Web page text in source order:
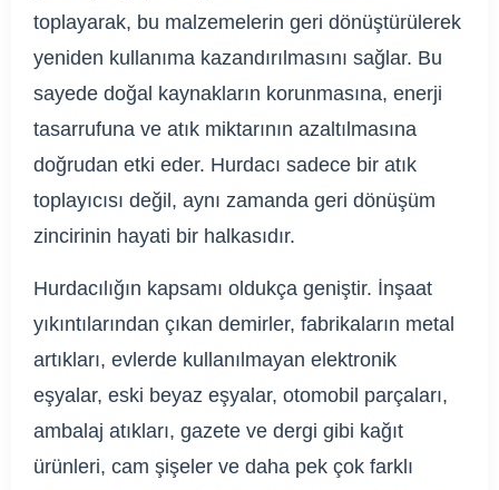
toplayarak, bu malzemelerin geri dönüştürülerek
yeniden kullanıma kazandırılmasını sağlar. Bu
sayede doğal kaynakların korunmasına, enerji
tasarrufuna ve atık miktarının azaltılmasına
doğrudan etki eder. Hurdacı sadece bir atık
toplayıcısı değil, aynı zamanda geri dönüşüm
zincirinin hayati bir halkasıdır.
Hurdacılığın kapsamı oldukça geniştir. İnşaat
yıkıntılarından çıkan demirler, fabrikaların metal
artıkları, evlerde kullanılmayan elektronik
eşyalar, eski beyaz eşyalar, otomobil parçaları,
ambalaj atıkları, gazete ve dergi gibi kağıt
ürünleri, cam şişeler ve daha pek çok farklı